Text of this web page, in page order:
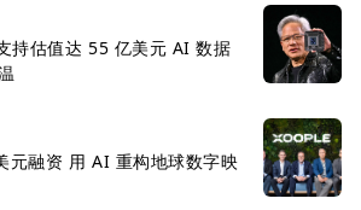
持估值达 55 亿美元 AI 数据
元融资 用 AI 重构地球数字映